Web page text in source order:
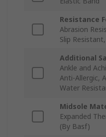
Resistance
Abrasion
Slip
Additional
Ankle and
Anti-Allergic,
Water
Midsole
Expanded
(By Basf)